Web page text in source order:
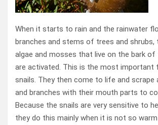
When it starts to rain and the rainwater
branches and stems of trees and
algae and mosses that live on the bark of
are activated. This is the most
snails. They then come to life and scrape
and branches with their mouth parts to
Because the snails are very sensitive to
they do this mainly when it is not so